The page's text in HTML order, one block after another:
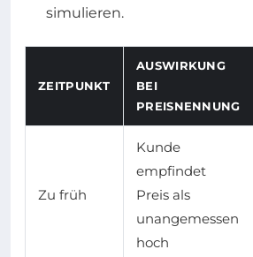
simulieren.
ZEITPUNKT
AUSWIRKUNG
BEI
PREISNENNUNG
Zu früh
Kunde
empfindet
Preis als
unangemessen
hoch